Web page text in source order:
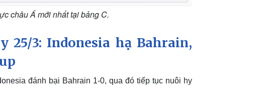
châu Á mới nhất tại bảng C.
25/3: Indonesia hạ Bahrain,
đánh bại Bahrain 1-0, qua đó tiếp tục nuôi hy